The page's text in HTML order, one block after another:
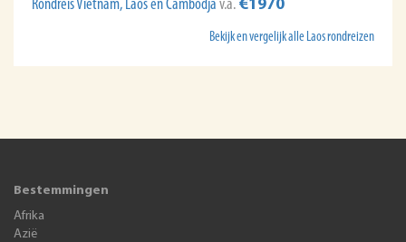
Rondreis Vietnam, Laos en Cambodja v.a. €1970
Bekijk en vergelijk alle Laos rondreizen
Bestemmingen
Afrika
Azië